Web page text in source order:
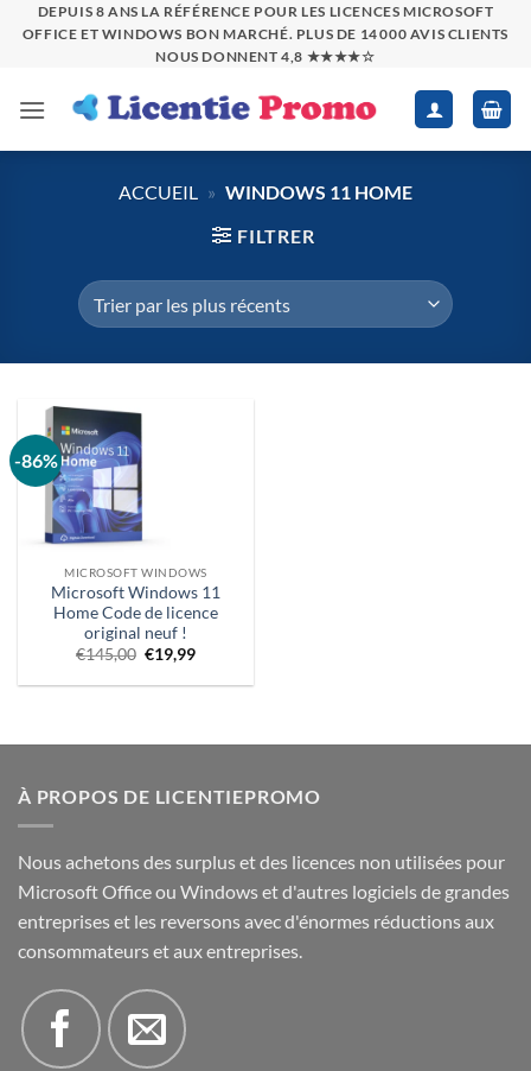
PasserDEPUIS 8 ANS LA RÉFÉRENCE POUR LES LICENCES MICROSOFT
OFFICE ET WINDOWS BON MARCHÉ. PLUS DE 14 000 AVIS CLIENTS
NOUS DONNENT 4,8 ★★★★☆
ACCUEIL » WINDOWS 11 HOME
FILTRER
-86%
MICROSOFT WINDOWS
Microsoft Windows 11
Home Code de licence
original neuf !
€145,00 Prix
d'origine
était
€19,99Prix
:
À PROPOS DE LICENTIEPROMO
Nous achetons des surplus et des licences non utilisées pour
Microsoft Office ou Windows et d'autres logiciels de grandes
entreprises et les reversons avec d'énormes réductions aux
consommateurs et aux entreprises.